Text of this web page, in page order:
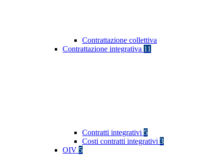
Contrattazione collettiva
Contrattazione integrativa 11
Contratti integrativi 5
Costi contratti integrativi 3
OIV 5